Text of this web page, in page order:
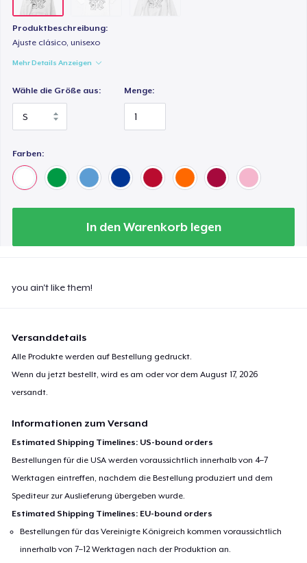
Produktbeschreibung:
Ajuste clásico, unisexo
Mehr Details Anzeigen
Wähle die Größe aus: Menge:
Farben:
In den Warenkorb legen
you ain't like them!
Versanddetails
Alle Produkte werden auf Bestellung gedruckt.
Wenn du jetzt bestellt, wird es am oder vor demAugust 17, 2026
versandt.
Informationen zum Versand
Estimated Shipping Timelines: US-bound orders
Bestellungen für die USA werden voraussichtlich innerhalb von 4–7
Werktagen eintreffen, nachdem die Bestellung produziert und dem
Spediteur zur Auslieferung übergeben wurde.
Estimated Shipping Timelines: EU-bound orders
Bestellungen für das Vereinigte Königreich kommen voraussichtlich
innerhalb von 7–12 Werktagen nach der Produktion an.